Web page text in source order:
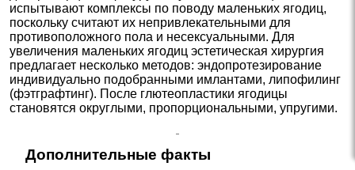
испытывают комплексы по поводу маленьких ягодиц,
поскольку считают их непривлекательными для
противоположного пола и несексуальными. Для
увеличения маленьких ягодиц эстетическая хирургия
предлагает несколько методов: эндопротезирование
индивидуально подобранными имлантами, липофилинг
(фэтграфтинг). После глютеопластики ягодицы
становятся округлыми, пропорциональными, упругими.
Дополнительные факты